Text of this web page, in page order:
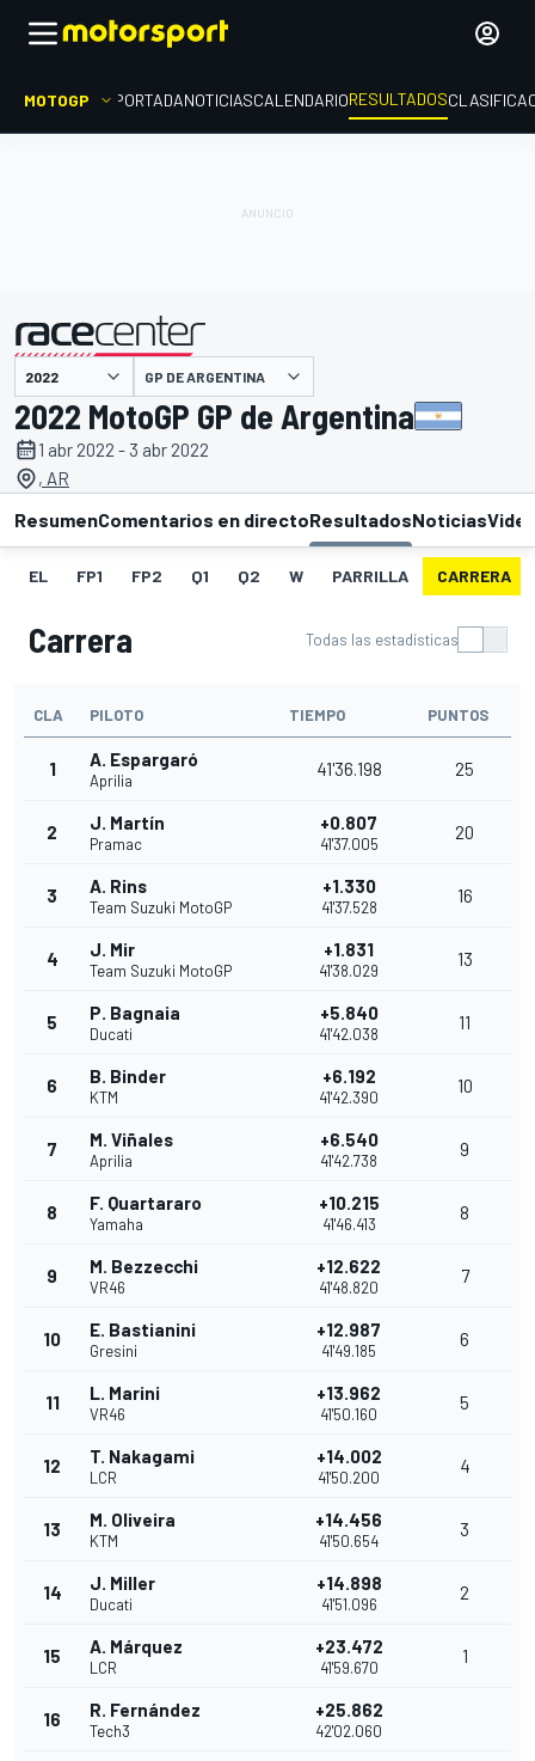
MOTOGP PORTADANOTICIASCALENDARIORESULTADOS
presentado por GP DE ARGENTINA
2022 MotoGP GP de Argentina
1 abr 2022 - 3 abr 2022
, AR
ResumenComentarios en directoResultadosNoticias
EL FP1 FP2 Q1 Q2 W PARRILLA CARRERA
Carrera Todas las estadísticas
CLA PILOTO TIEMPO PUNTOS
1 A. Espargaró
Aprilia
41'36.198 25
2 J. Martín
Pramac
+0.807
41'37.005
20
3 A. Rins
Team Suzuki MotoGP
+1.330
41'37.528
16
4 J. Mir
Team Suzuki MotoGP
+1.831
41'38.029
13
5 P. Bagnaia
Ducati
+5.840
41'42.038
11
6 B. Binder
KTM
+6.192
41'42.390
10
7 M. Viñales
Aprilia
+6.540
41'42.738
9
8 F. Quartararo
Yamaha
+10.215
41'46.413
8
9 M. Bezzecchi
VR46
+12.622
41'48.820
7
10 E. Bastianini
Gresini
+12.987
41'49.185
6
11 L. Marini
VR46
+13.962
41'50.160
5
12 T. Nakagami
LCR
+14.002
41'50.200
4
13 M. Oliveira
KTM
+14.456
41'50.654
3
14 J. Miller
Ducati
+14.898
41'51.096
2
15 A. Márquez
LCR
+23.472
41'59.670
1
16 R. Fernández
Tech3
+25.862
42'02.060